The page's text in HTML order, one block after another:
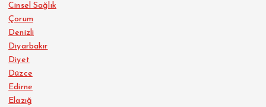
Cinsel Sağlık
Çorum
Denizli
Diyarbakır
Diyet
Düzce
Edirne
Elazığ